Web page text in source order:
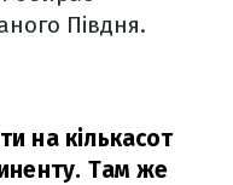
Півдня.
на кількасот
Там же